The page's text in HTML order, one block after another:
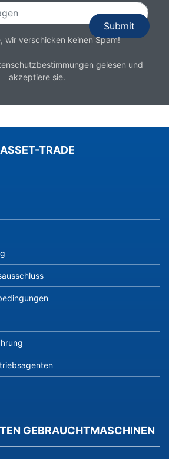
wir verschicken keinen Spam!
gelesen und
akzeptiere sie.
ASSET-TRADE
GEBRAUCHTMASCHINEN